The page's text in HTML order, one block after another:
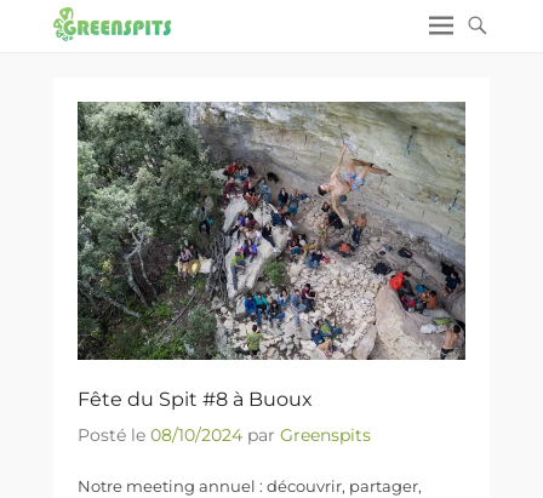
Fête du Spit #8 à Buoux
Posté le 08/10/2024 par Greenspits
Notre meeting annuel : découvrir, partager,